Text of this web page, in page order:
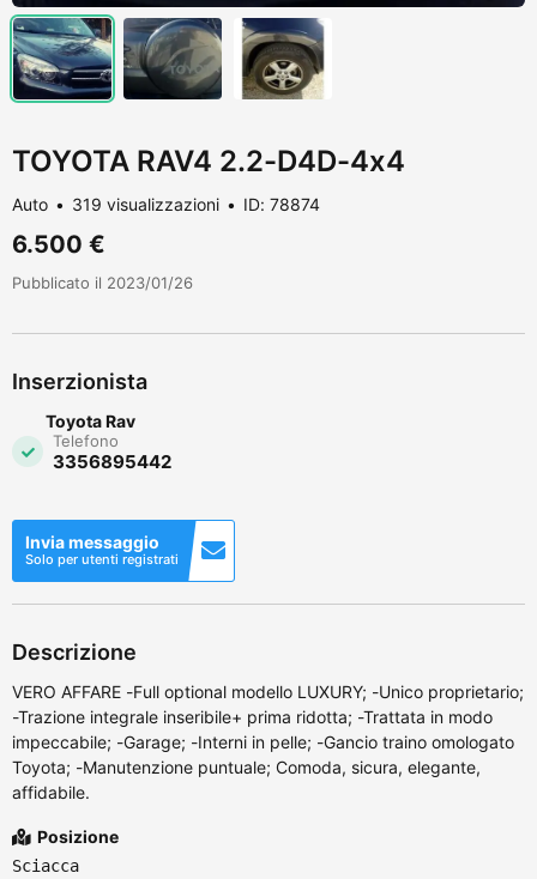
TOYOTA RAV4 2.2-D4D-4x4
Auto 319 visualizzazioni ID: 78874
6.500 €
Pubblicato il 2023/01/26
Inserzionista
Toyota Rav
Telefono
3356895442
Invia messaggio
Solo per utenti registrati
Descrizione
VERO AFFARE -Full optional modello LUXURY; -Unico proprietario;
-Trazione integrale inseribile+ prima ridotta; -Trattata in modo
impeccabile; -Garage; -Interni in pelle; -Gancio traino omologato
Toyota; -Manutenzione puntuale; Comoda, sicura, elegante,
affidabile.
Posizione
Sciacca